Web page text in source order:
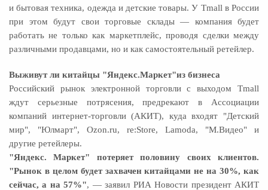
и бытовая техника, одежда и детские товары. У Tmall в России
при этом будут свои торговые склады — компания будет
работать не только как маркетплейс, проводя сделки между
различными продавцами, но и как самостоятельный ретейлер.
Выживут ли китайцы "Яндекс.Маркет"из бизнеса
Российский рынок электронной торговли с выходом Tmall
ждут серьезные потрясения, предрекают в Ассоциации
компаний интернет-торговли (АКИТ), куда входят "Детский
мир", "Юлмарт", Ozon.ru, re:Store, Lamoda, "М.Видео" и
другие ретейлеры.
"Яндекс. Маркет" потеряет половину своих клиентов.
"Рынок в целом будет захвачен китайцами не на 30%, как
сейчас, а на 57%", — заявил РИА Новости президент АКИТ